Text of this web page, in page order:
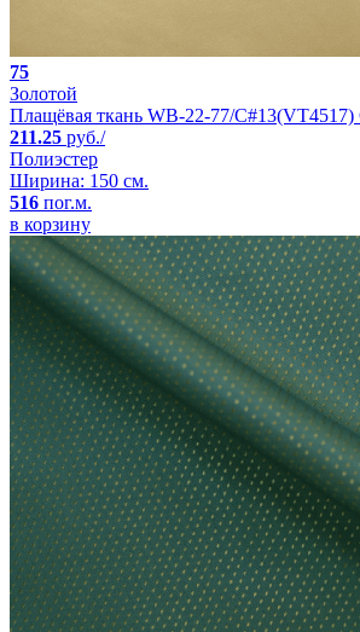
75
Золотой
Плащёвая ткань WB-22-77/
211.25 руб./
Полиэстер
Ширина: 150 см.
516 пог.м.
в корзину